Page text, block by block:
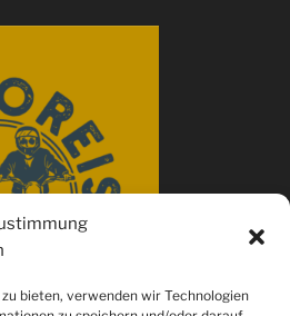
bieten, verwenden wir Technologien